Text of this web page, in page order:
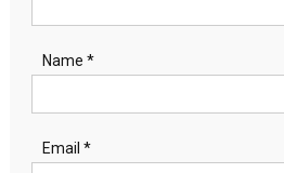
Name *
Email *